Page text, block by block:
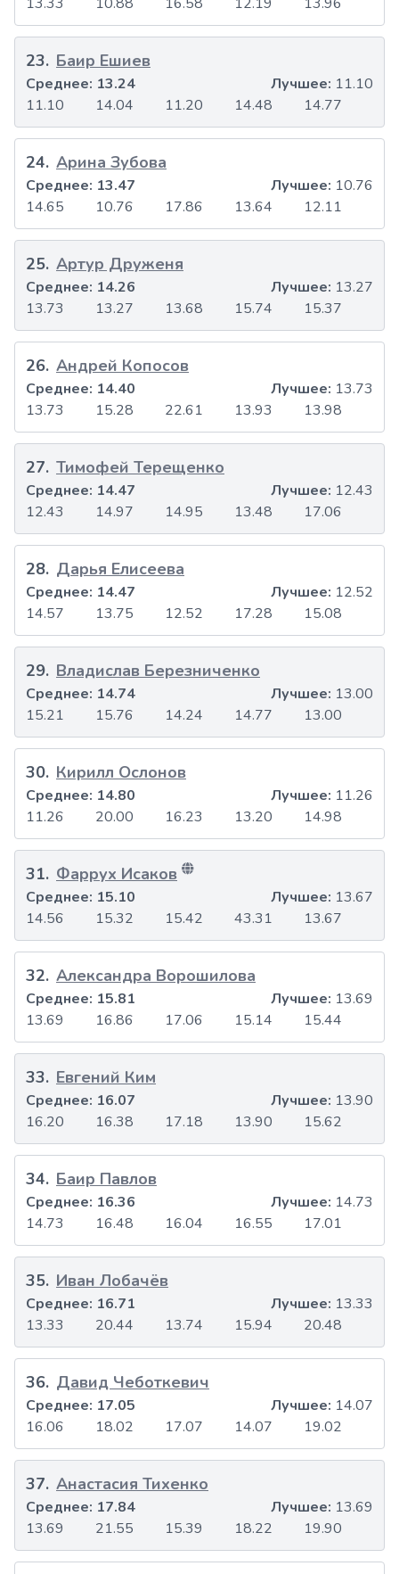
23. Баир Ешиев
11.10 14.04 11.20 14.48 14.77
Среднее: 13.24 Лучшее: 11.10
24. Арина Зубова
14.65 10.76 17.86 13.64 12.11
Среднее: 13.47 Лучшее: 10.76
25. Артур Друженя
13.73 13.27 13.68 15.74 15.37
Среднее: 14.26 Лучшее: 13.27
26. Андрей Копосов
13.73 15.28 22.61 13.93 13.98
Среднее: 14.40 Лучшее: 13.73
27. Тимофей Терещенко
12.43 14.97 14.95 13.48 17.06
Среднее: 14.47 Лучшее: 12.43
28. Дарья Елисеева
14.57 13.75 12.52 17.28 15.08
Среднее: 14.47 Лучшее: 12.52
29. Владислав Березниченко
15.21 15.76 14.24 14.77 13.00
Среднее: 14.74 Лучшее: 13.00
30. Кирилл Ослонов
11.26 20.00 16.23 13.20 14.98
Среднее: 14.80 Лучшее: 11.26
31. Фаррух Исаков
14.56 15.32 15.42 43.31 13.67
Среднее: 15.10 Лучшее: 13.67
32. Александра Ворошилова
13.69 16.86 17.06 15.14 15.44
Среднее: 15.81 Лучшее: 13.69
33. Евгений Ким
16.20 16.38 17.18 13.90 15.62
Среднее: 16.07 Лучшее: 13.90
34. Баир Павлов
14.73 16.48 16.04 16.55 17.01
Среднее: 16.36 Лучшее: 14.73
35. Иван Лобачёв
13.33 20.44 13.74 15.94 20.48
Среднее: 16.71 Лучшее: 13.33
36. Давид Чеботкевич
16.06 18.02 17.07 14.07 19.02
Среднее: 17.05 Лучшее: 14.07
37. Анастасия Тихенко
13.69 21.55 15.39 18.22 19.90
Среднее: 17.84 Лучшее: 13.69